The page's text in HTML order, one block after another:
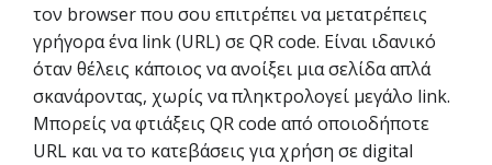
τον browser που σου επιτρέπει να μετατρέπεις
γρήγορα ένα link (URL) σε QR code. Είναι ιδανικό
όταν θέλεις κάποιος να ανοίξει μια σελίδα απλά
σκανάροντας, χωρίς να πληκτρολογεί μεγάλο link.
Μπορείς να φτιάξεις QR code από οποιοδήποτε
URL και να το κατεβάσεις για χρήση σε digital